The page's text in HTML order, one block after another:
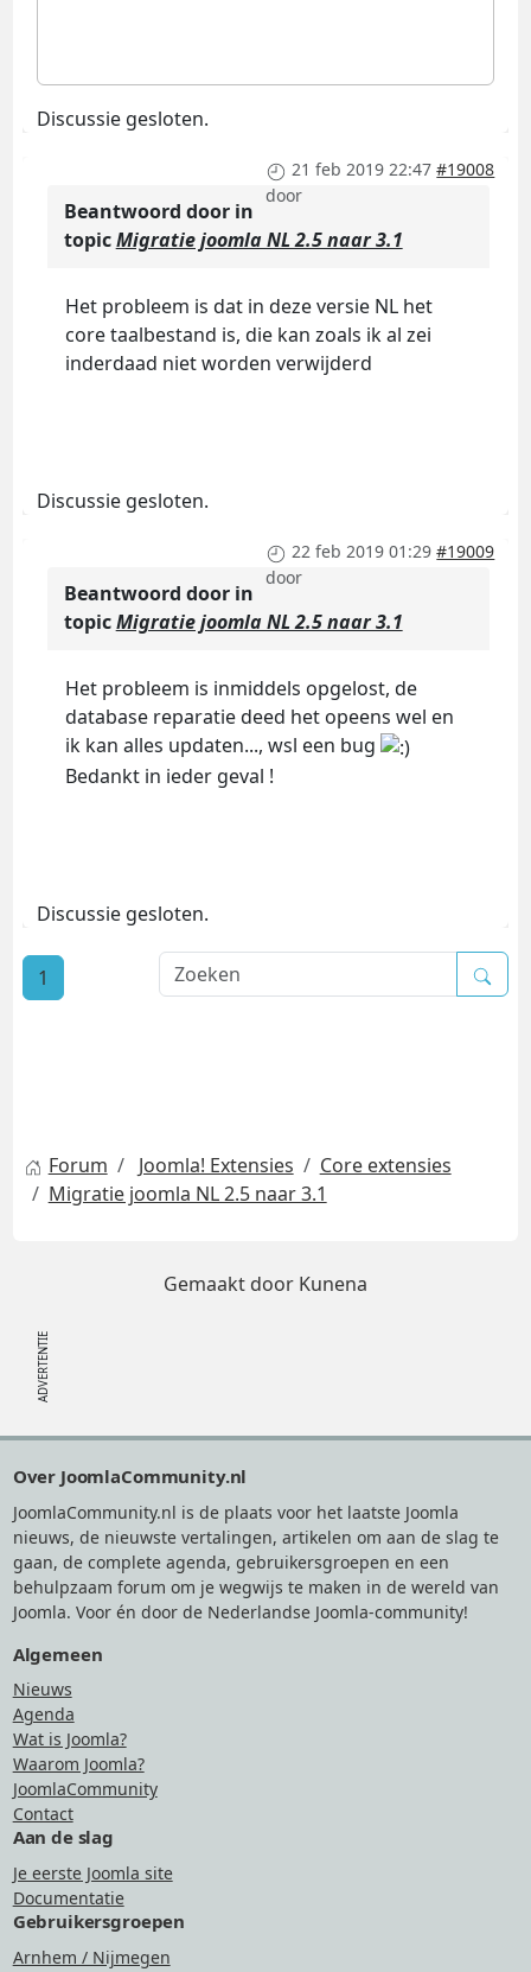
Discussie gesloten.
21 feb 2019 22:47 #19008
door
Beantwoord door in
topicMigratie joomla NL 2.5 naar 3.1
Het probleem is dat in deze versie NL het
core taalbestand is, die kan zoals ik al zei
inderdaad niet worden verwijderd
Discussie gesloten.
22 feb 2019 01:29 #19009
door
Beantwoord door in
topicMigratie joomla NL 2.5 naar 3.1
Het probleem is inmiddels opgelost, de
database reparatie deed het opeens wel en
ik kan alles updaten..., wsl een bug
Bedankt in ieder geval !
Discussie gesloten.
1
Forum Joomla! Extensies
Core extensies
Migratie joomla NL 2.5 naar 3.1
Gemaakt door Kunena
Over JoomlaCommunity.nl
JoomlaCommunity.nl is de plaats voor het laatste Joomla
nieuws, de nieuwste vertalingen, artikelen om aan de slag te
gaan, de complete agenda, gebruikersgroepen en een
behulpzaam forum om je wegwijs te maken in de wereld van
Joomla. Voor én door de Nederlandse Joomla-community!
Algemeen
Nieuws
Agenda
Wat is Joomla?
Waarom Joomla?
JoomlaCommunity
Contact
Aan de slag
Je eerste Joomla site
Documentatie
Gebruikersgroepen
Arnhem / Nijmegen